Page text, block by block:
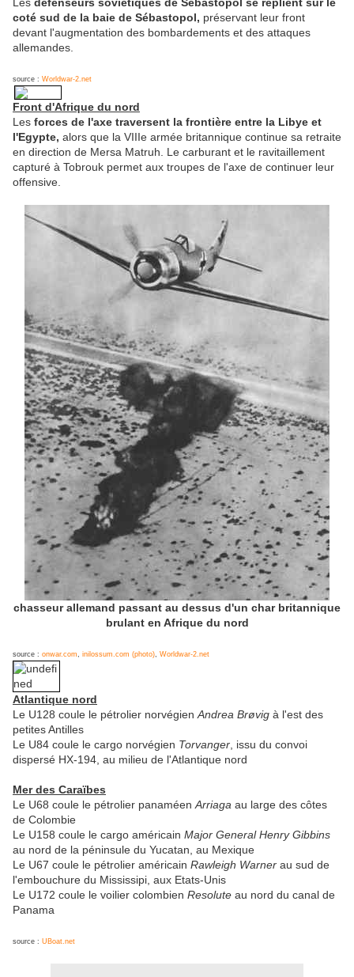
coté sud de la baie de Sébastopol, préservant leur front
devant l'augmentation des bombardements et des attaques
allemandes.
source : Worldwar-2.net
Front d'Afrique du nord
Les forces de l'axe traversent la frontière entre la Libye et
l'Egypte, alors que la VIIIe armée britannique continue sa retraite
en direction de Mersa Matruh. Le carburant et le ravitaillement
capturé à Tobrouk permet aux troupes de l'axe de continuer leur
offensive.
chasseur allemand passant au dessus d'un char britannique
brulant en Afrique du nord
source : onwar.com, inilossum.com (photo), Worldwar-2.net
Atlantique nord
Le U128 coule le pétrolier norvégien Andrea Brøvig à l'est des
petites Antilles
Le U84 coule le cargo norvégien Torvanger , issu du convoi
dispersé HX-194, au milieu de l'Atlantique nord
Mer des Caraïbes
Le U68 coule le pétrolier panaméen Arriaga au large des côtes
de Colombie
Le U158 coule le cargo américain Major General Henry Gibbins
au nord de la péninsule du Yucatan, au Mexique
Le U67 coule le pétrolier américain Rawleigh Warner au sud de
l'embouchure du Mississipi, aux Etats-Unis
Le U172 coule le voilier colombien Resolute au nord du canal de
Panama
source : UBoat.net